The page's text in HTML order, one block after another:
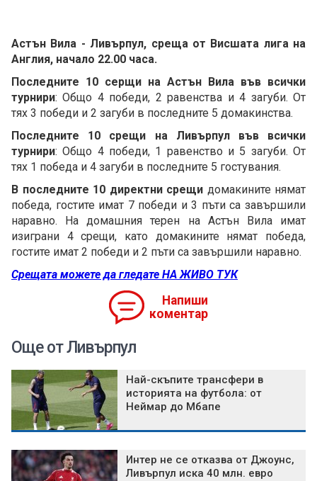
Астън Вила - Ливърпул, среща от Висшата лига на
Англия, начало 22.00 часа.
Последните 10 серщи на Астън Вила във всички
турнири: Общо 4 победи, 2 равенства и 4 загуби. От
тях 3 победи и 2 загуби в последните 5 домакинства.
Последните 10 срещи на Ливърпул във всички
турнири: Общо 4 победи, 1 равенство и 5 загуби. От
тях 1 победа и 4 загуби в последните 5 гостувания.
В последните 10 директни срещи домакините нямат
победа, гостите имат 7 победи и 3 пъти са завършили
наравно. На домашния терен на Астън Вила имат
изиграни 4 срещи, като домакините нямат победа,
гостите имат 2 победи и 2 пъти са завършили наравно.
Срещата можете да гледате НА ЖИВО ТУК
Напиши
коментар
Още от Ливърпул
Най-скъпите трансфери в
историята на футбола: от
Неймар до Мбапе
Интер не се отказва от Джоунс,
Ливърпул иска 40 млн. евро